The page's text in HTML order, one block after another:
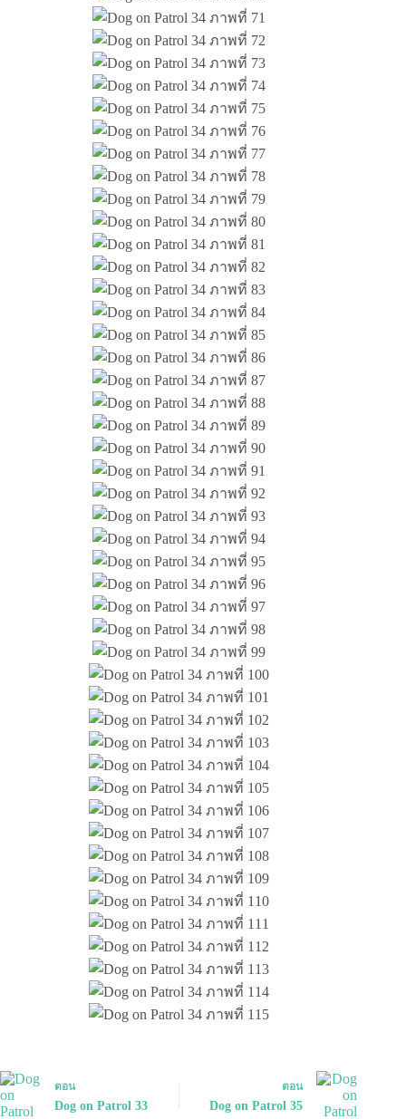
ตอน
Dog on Patrol 33
ตอน
Dog on Patrol 35